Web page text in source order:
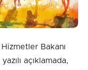
Bakanı
açıklamada,